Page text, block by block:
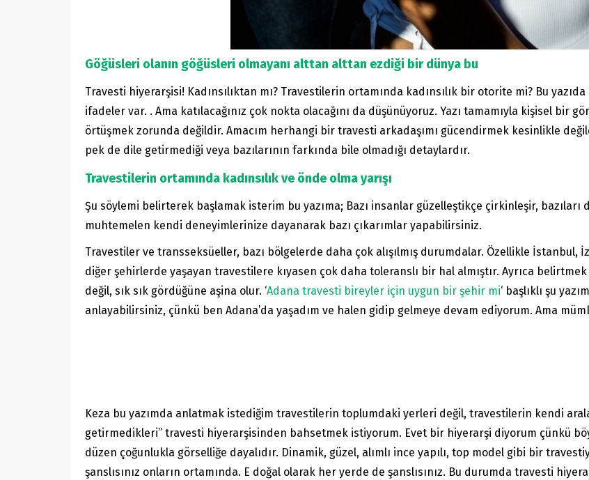
Göğüsleri olanın göğüsleri olmayanı alttan alttan ezdiği bir dünya bu
Travesti hiyerarşisi! Kadınsılıktan mı? Travestilerin ortamında kadınsılık bir otorite mi? Bu
ifadeler var. . Ama katılacağınız çok nokta olacağını da düşünüyoruz. Yazı tamamıyla kişisel bir
örtüşmek zorunda değildir. Amacım herhangi bir travesti arkadaşımı gücendirmek kesinlikle
pek de dile getirmediği veya bazılarının farkında bile olmadığı detaylardır.
Travestilerin ortamında kadınsılık ve önde olma yarışı
Şu söylemi belirterek başlamak isterim bu yazıma; Bazı insanlar güzelleştikçe çirkinleşir,
muhtemelen kendi deneyimlerinize dayanarak bazı çıkarımlar yapabilirsiniz.
Travestiler ve transseksüeller, bazı bölgelerde daha çok alışılmış durumdalar. Özellikle İstanbul,
diğer şehirlerde yaşayan travestilere kıyasen çok daha toleranslı bir hal almıştır. Ayrıca
değil, sık sık gördüğüne aşina olur. ‘Adana travesti bireyler için uygun bir şehir mi‘ başlıklı şu
anlayabilirsiniz, çünkü ben Adana’da yaşadım ve halen gidip gelmeye devam ediyorum. Ama
Keza bu yazımda anlatmak istediğim travestilerin toplumdaki yerleri değil, travestilerin kendi
getirmedikleri” travesti hiyerarşisinden bahsetmek istiyorum. Evet bir hiyerarşi diyorum çünkü
düzen çoğunlukla görselliğe dayalıdır. Dinamik, güzel, alımlı ince yapılı, top model gibi bir
şanslısınız onların ortamında. E doğal olarak her yerde de şanslısınız. Bu durumda travesti